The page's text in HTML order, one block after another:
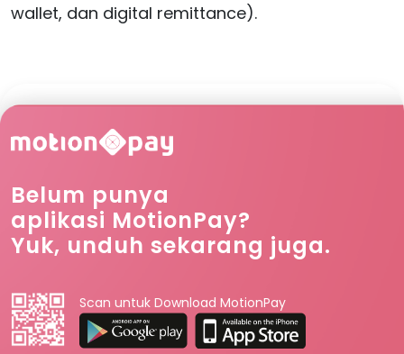
wallet, dan digital remittance).
Belum punya
aplikasi MotionPay?
Yuk, unduh sekarang juga.
Scan untuk Download MotionPay